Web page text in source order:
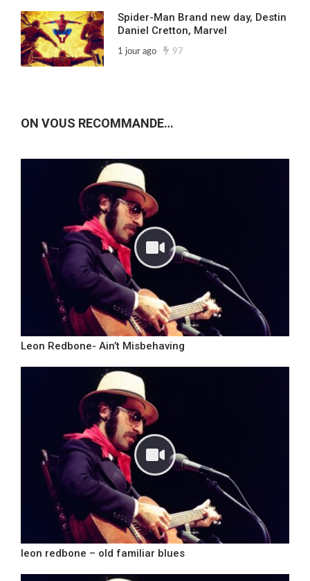
Spider-Man Brand new day, Destin
Daniel Cretton, Marvel
1 jour ago 97
ON VOUS RECOMMANDE…
Leon Redbone- Ain’t Misbehaving
leon redbone – old familiar blues